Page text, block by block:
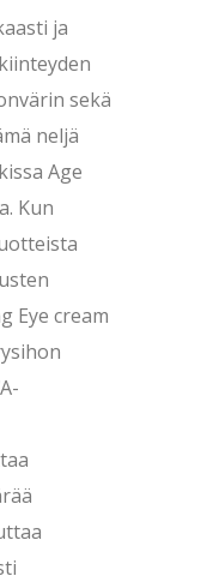
ja
sekä
neljä
Age
Kun
Eye cream